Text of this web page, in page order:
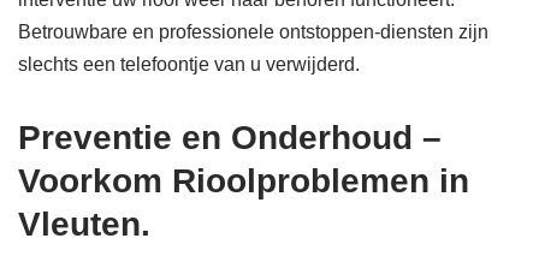
Betrouwbare en professionele ontstoppen-diensten zijn
slechts een telefoontje van u verwijderd.
Preventie en Onderhoud –
Voorkom Rioolproblemen in
Vleuten.